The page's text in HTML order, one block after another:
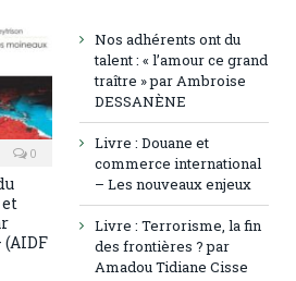
0
et
Nos adhérents ont du
talent : « l’amour ce grand
traître » par Ambroise
DESSANÈNE
Livre : Douane et
commerce international
– Les nouveaux enjeux
Livre : Terrorisme, la fin
des frontières ? par
Amadou Tidiane Cisse